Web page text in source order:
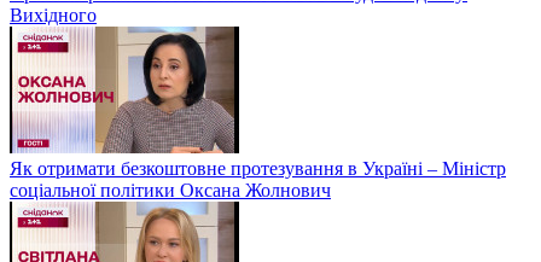
Вихідного
Як отримати безкоштовне протезування в Україні – Міністр
соціальної політики Оксана Жолнович